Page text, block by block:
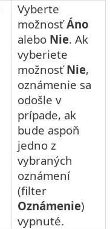
Vyberte
možnosťÁno
alebo Nie. Ak
vyberiete
možnosťNie,
oznámenie sa
odošle v
prípade, ak
bude aspoň
jedno z
vybraných
oznámení
(filter
Oznámenie)
vypnuté.